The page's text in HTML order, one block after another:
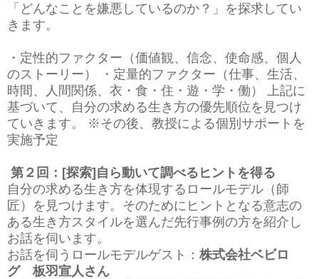
「どんなことを嫌悪しているのか？」を探求してい
きます。
・定性的ファクター（価値観、信念、使命感、個人
のストーリー） ・定量的ファクター（仕事、生活、
時間、人間関係、衣・食・住・遊・学・働） 上記に
基づいて、自分の求める生き方の優先順位を見つけ
ていきます。 ※その後、教授による個別サポートを
実施予定
第２回：[探索]自ら動いて調べるヒントを得る
自分の求める生き方を体現するロールモデル（師
匠）を見つけます。そのためにヒントとなる意志の
ある生き方スタイルを選んだ先行事例の方を紹介し
お話を伺います。
お話を伺うロールモデルゲスト： 株式会社ベビロ
グ 板羽宣人さん